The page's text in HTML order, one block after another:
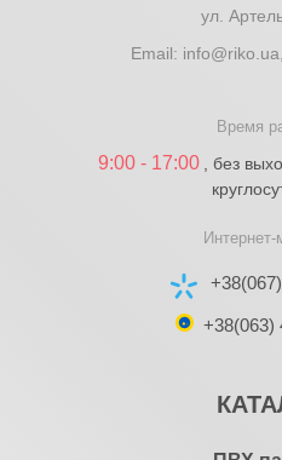
ул.
Email: info@riko.ua,
Время
9:00 - 17:00 , без
Интернет-
+38(063)